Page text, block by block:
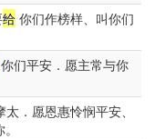
给 你们作榜样、叫你们
你们平安．愿主常与你
．愿恩惠怜悯平安、